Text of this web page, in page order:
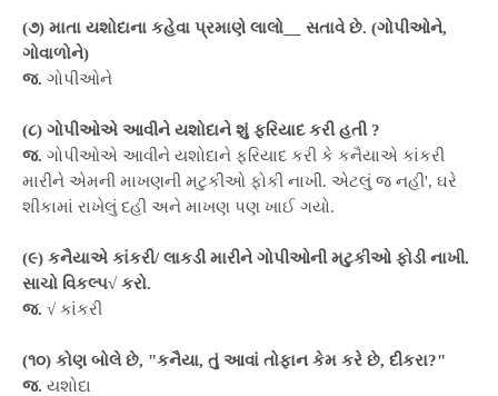
(૭) માતા યશોદાના કહેવા પ્રમાણે લાલો__ સતાવે છે. (ગોપીઓને,
ગોવાળોને)
જ. ગોપીઓને
(૮) ગોપીઓએ આવીને યશોદાને શું ફરિયાદ કરી હતી ?
જ. ગોપીઓએ આવીને યશોદાને ફરિયાદ કરી કે કનૈયાએ કાંકરી
મારીને એમની માખણની મટુકીઓ ફોકી નાખી. એટલું જ નહી', ઘરે
શીકામાં રાખેલું દહી અને માખણ પણ ખાઈ ગયો.
(૯) કનૈયાએ કાંકરી/ લાકડી મારીને ગોપીઓની મટુકીઓ ફોડી નાખી.
સાચો વિકલ્પ√ કરો.
જ. √ કાંકરી
(૧૦) કોણ બોલે છે, "કનૈયા, તું આવાં તોફાન કેમ કરે છે, દીકરા?"
જ. યશોદા